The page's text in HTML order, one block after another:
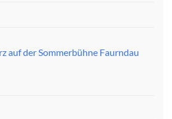
auf der Sommerbühne Faurndau